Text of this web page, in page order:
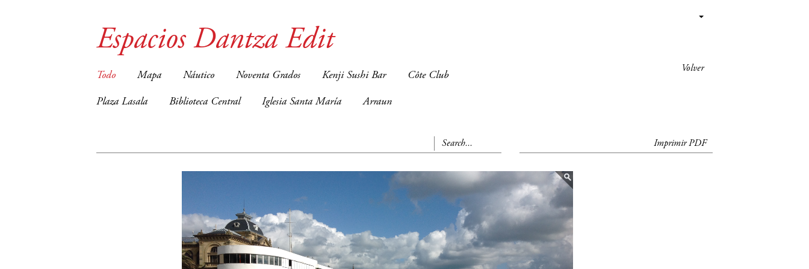
Volver
Espacios Dantza Edit
Todo Mapa Náutico Noventa Grados Kenji Sushi Bar Côte Club
Plaza Lasala Biblioteca Central Iglesia Santa María Arraun
Imprimir PDF